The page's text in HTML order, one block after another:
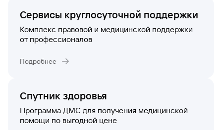
Сервисы круглосуточной поддержки
Комплекс правовой и медицинской поддержки
от профессионалов
Подробнее
Спутник здоровья
Программа ДМС для получения медицинской
помощи по выгодной цене